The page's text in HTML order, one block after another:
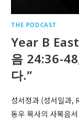
THE PODCAST
Year B
음 24:36-
다.”
성서정과 (성서일과
동우 목사의 사복음